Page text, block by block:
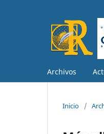
Archivos
Inicio /